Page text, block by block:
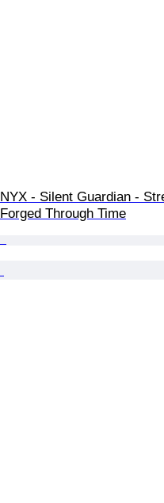
NYX - Silent Guardian -
Forged Through Time